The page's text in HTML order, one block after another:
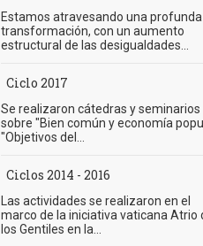
Estamos atravesando una profunda
transformación, con un aumento
estructural de las desigualdades...
Ciclo 2017
Se realizaron cátedras y seminarios
sobre "Bien común y economía
"Objetivos del...
Ciclos 2014 - 2016
Las actividades se realizaron en el
marco de la iniciativa vaticana Atrio
los Gentiles en la...